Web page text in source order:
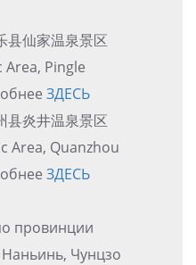
县仙家温泉景区
Area, Pingle
ЗДЕСЬ
县炎井温泉景区
Area, Quanzhou
ЗДЕСЬ
провинции
Чунцзо